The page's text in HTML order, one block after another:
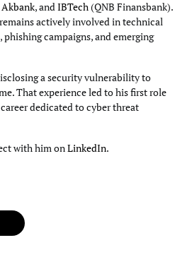
Akbank, andIBTech(QNB Finansbank).
actively involved in technical
campaigns, and emerging
a security vulnerability to
That experience led to his first role
dedicated to cyber threat
with him onLinkedIn.